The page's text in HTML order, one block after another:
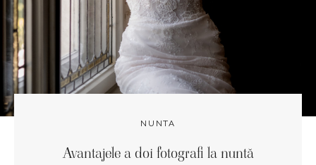
NUNTA
Avantajele a doi fotografi la nuntă